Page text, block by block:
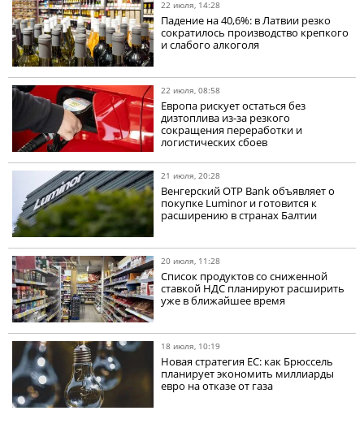
22 июля, 14:28
Падение на 40,6%: в Латвии резко
сократилось производство крепкого
и слабого алкоголя
22 июля, 08:58
Европа рискует остаться без
дизтоплива из-за резкого
сокращения переработки и
логистических сбоев
21 июля, 20:28
Венгерский OTP Bank объявляет о
покупке Luminor и готовится к
расширению в странах Балтии
20 июля, 11:28
Список продуктов со сниженной
ставкой НДС планируют расширить
уже в ближайшее время
18 июля, 10:19
Новая стратегия ЕС: как Брюссель
планирует экономить миллиарды
евро на отказе от газа